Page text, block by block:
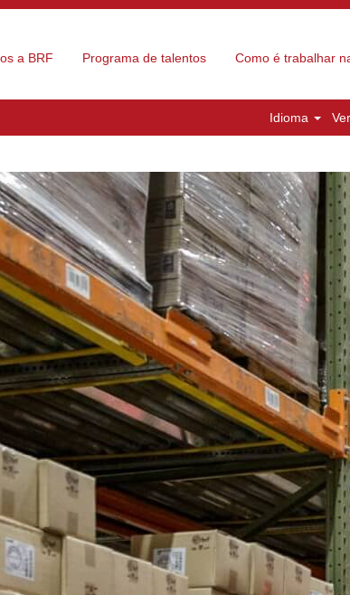
a BRF Programa de talentos Como é trabalhar
Idioma